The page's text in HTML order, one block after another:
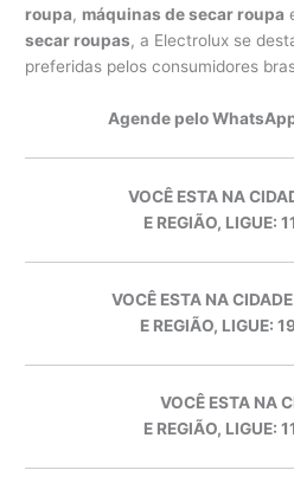
roupa, máquinas de secar roupa
secar roupas, a Electrolux se
preferidas pelos consumidores
Agende pelo
VOCÊ ESTA NA
E REGIÃO, LIGUE:
VOCÊ ESTA NA
E REGIÃO, LIGUE:
VOCÊ ESTA NA
E REGIÃO, LIGUE: